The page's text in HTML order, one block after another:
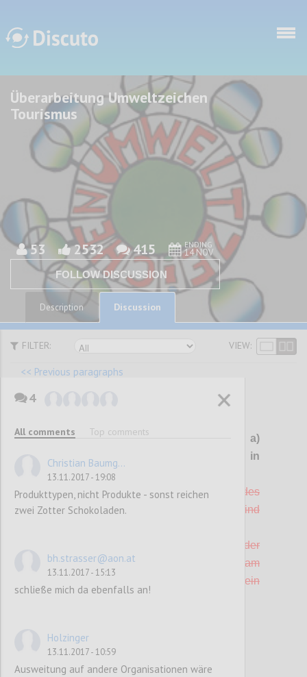
Discuto
Discuto
Überarbeitung Umweltzeichen
Tourismus
53 2532 415 ENDING
14 NOV
FOLLOW DISCUSSION
Description Discussion
FILTER: VIEW:
<< Previous paragraphs
G 10 Boden- und
a)
gestrichen, da schwer prüfbar, b) in
Kriterium "Gebrauchsgüter" integriert
a) Alle Boden- undWandbeläge/ Tapeten des
Betriebes bzw. des Betriebsstandortes sind
b) Mindestens 10 % der Bodenbeläge oder
Wandbeläge , die im Betrieb bzw. am
Betriebsstandort vorhanden sind, tragen ein
4
All comments Top comments
Christian Baumg...
13.11.2017 - 19:08
Produkttypen, nicht Produkte - sonst reichen
zwei Zotter Schokoladen.
bh.strasser@aon.at
13.11.2017 - 15:13
schließe mich da ebenfalls an!
Holzinger
13.11.2017 - 10:59
Ausweitung auf andere Organisationen wäre